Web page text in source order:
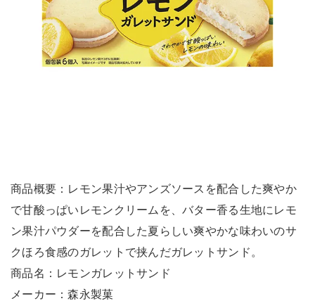
商品概要：レモン果汁やアンズソースを配合した爽やか
で甘酸っぱいレモンクリームを、バター香る生地にレモ
ン果汁パウダーを配合した夏らしい爽やかな味わいのサ
クほろ食感のガレットで挟んだガレットサンド。
商品名：レモンガレットサンド
メーカー：森永製菓